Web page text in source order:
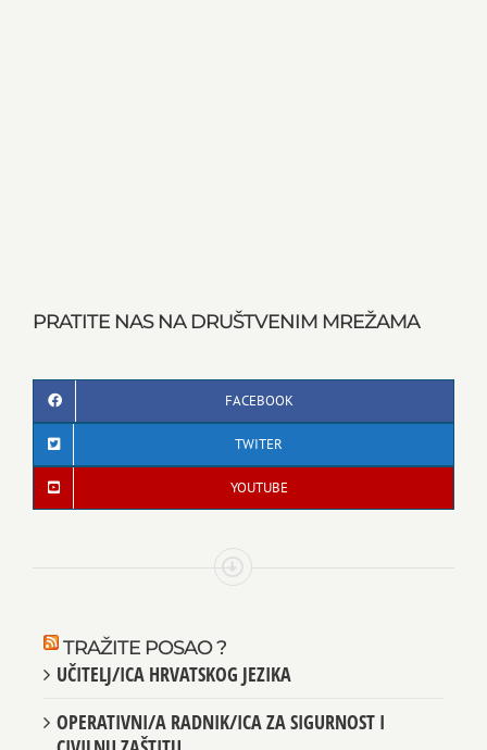
PRATITE NAS NA DRUŠTVENIM MREŽAMA
FACEBOOK
TWITER
YOUTUBE
TRAŽITE POSAO ?
UČITELJ/ICA HRVATSKOG JEZIKA
OPERATIVNI/A RADNIK/ICA ZA SIGURNOST I